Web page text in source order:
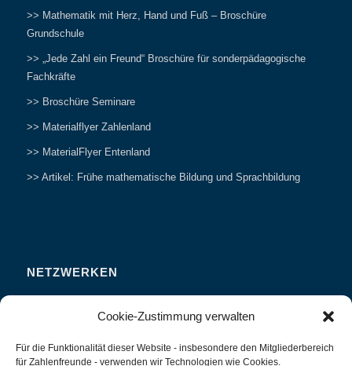
Cookie-Zustimmung verwalten
Für die Funktionalität dieser Website - insbesondere den Mitgliederbereich
für Zahlenfreunde - verwenden wir Technologien wie Cookies.
>> Mathematik mit Herz, Hand und Fuß – Broschüre
Grundschule
>> „Jede Zahl ein Freund“ Broschüre für sonderpädagogische
Fachkräfte
>> Broschüre Seminare
>> Materialflyer Zahlenland
>> MaterialFlyer Entenland
>> Artikel: Frühe mathematische Bildung und Sprachbildung
NETZWERKEN
Studieren